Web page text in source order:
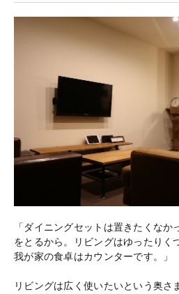
「ダイニングセットは置きたくな
をとるから。リビングはゆったりく
我が家の食卓はカウンターです。」
リビングは広く使いたいという奥さ